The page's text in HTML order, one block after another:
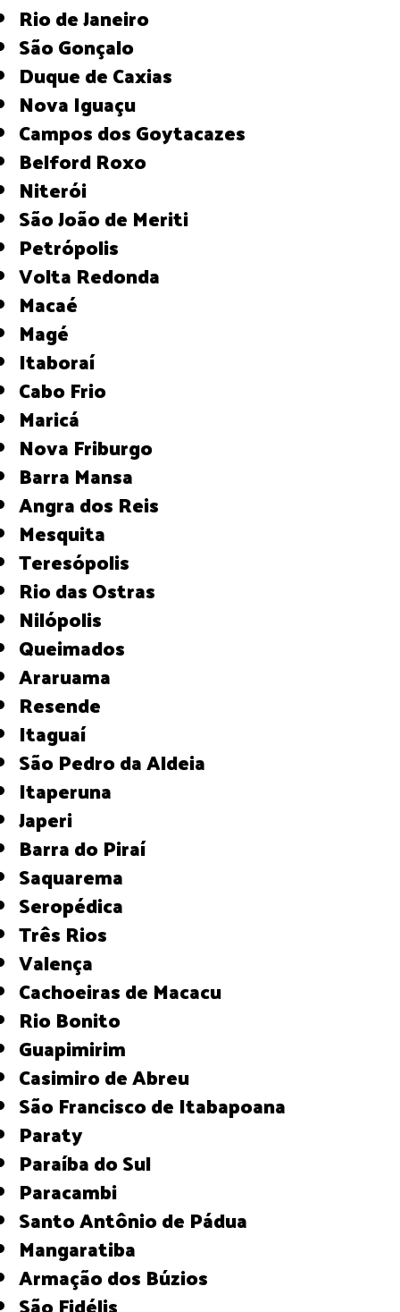
Rio de Janeiro
São Gonçalo
Duque de Caxias
Nova Iguaçu
Campos dos Goytacazes
Belford Roxo
Niterói
São João de Meriti
Petrópolis
Volta Redonda
Macaé
Magé
Itaboraí
Cabo Frio
Maricá
Nova Friburgo
Barra Mansa
Angra dos Reis
Mesquita
Teresópolis
Rio das Ostras
Nilópolis
Queimados
Araruama
Resende
Itaguaí
São Pedro da Aldeia
Itaperuna
Japeri
Barra do Piraí
Saquarema
Seropédica
Três Rios
Valença
Cachoeiras de Macacu
Rio Bonito
Guapimirim
Casimiro de Abreu
São Francisco de Itabapoana
Paraty
Paraíba do Sul
Paracambi
Santo Antônio de Pádua
Mangaratiba
Armação dos Búzios